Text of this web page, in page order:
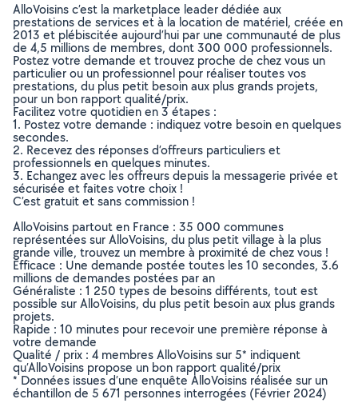
AlloVoisins c’est la marketplace leader dédiée aux
prestations de services et à la location de matériel, créée en
2013 et plébiscitée aujourd’hui par une communauté de plus
de 4,5 millions de membres, dont 300 000 professionnels.
Postez votre demande et trouvez proche de chez vous un
particulier ou un professionnel pour réaliser toutes vos
prestations, du plus petit besoin aux plus grands projets,
pour un bon rapport qualité/prix.
Facilitez votre quotidien en 3 étapes :
1. Postez votre demande : indiquez votre besoin en quelques
secondes.
2. Recevez des réponses d’offreurs particuliers et
professionnels en quelques minutes.
3. Echangez avec les offreurs depuis la messagerie privée et
sécurisée et faites votre choix !
C’est gratuit et sans commission !
AlloVoisins partout en France : 35 000 communes
représentées sur AlloVoisins, du plus petit village à la plus
grande ville, trouvez un membre à proximité de chez vous !
Efficace : Une demande postée toutes les 10 secondes, 3.6
millions de demandes postées par an
Généraliste : 1 250 types de besoins différents, tout est
possible sur AlloVoisins, du plus petit besoin aux plus grands
projets.
Rapide : 10 minutes pour recevoir une première réponse à
votre demande
Qualité / prix : 4 membres AlloVoisins sur 5* indiquent
qu’AlloVoisins propose un bon rapport qualité/prix
* Données issues d’une enquête AlloVoisins réalisée sur un
échantillon de 5 671 personnes interrogées (Février 2024)